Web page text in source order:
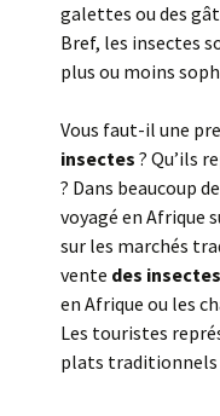
galettes ou des
Bref, les insectes
plus ou moins
Vous faut-il une
insectes ? Qu’ils
? Dans beaucoup
voyagé en Afrique
sur les marchés
vente des
en Afrique ou les
Les touristes
plats traditionnels